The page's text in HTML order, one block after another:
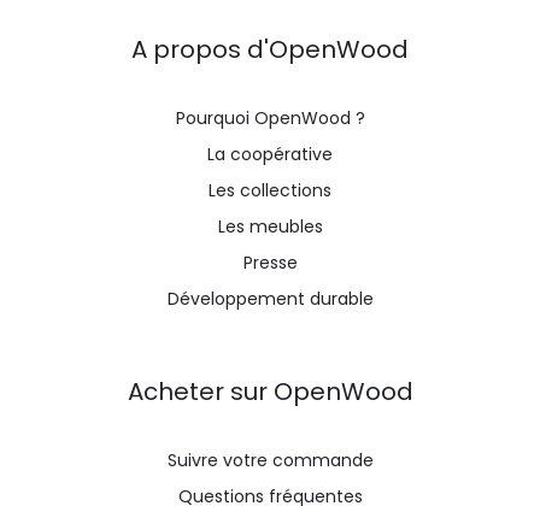
A propos d'OpenWood
Pourquoi OpenWood ?
La coopérative
Les collections
Les meubles
Presse
Développement durable
Acheter sur OpenWood
Suivre votre commande
Questions fréquentes